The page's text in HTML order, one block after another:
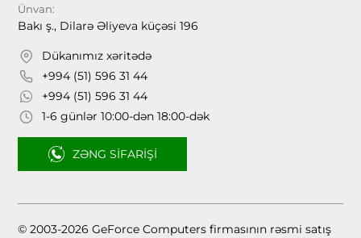
Ünvan:
Bakı ş., Dilarə Əliyeva küçəsi 196
Dükanımız xəritədə
+994 (51) 596 31 44
+994 (51) 596 31 44
1-6 günlər 10:00-dən 18:00-dək
ZƏNG SIFARIŞI
© 2003-2026 GeForce Computers firmasının rəsmi satış